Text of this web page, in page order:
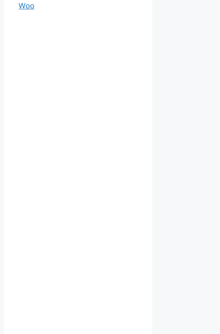
Woo